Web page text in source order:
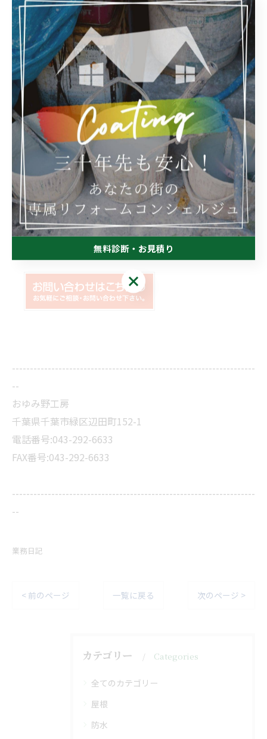
ご近隣の皆様、工事期間中ご迷惑かからぬよう気をて行
います！
宜しくお願い致します。
会社概要
--------------------------------------------------------------------
--
おゆみ野工房
千葉県千葉市緑区辺田町152-1
電話番号:043-292-6633
FAX番号:043-292-6633
--------------------------------------------------------------------
--
業務日記
< 前のページ 一覧に戻る 次のページ >
カテゴリー Categories
全てのカテゴリー
屋根
防水
無料診断・お見積り
無料診断・お見積り